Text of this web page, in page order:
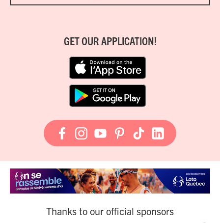
GET OUR APPLICATION!
Thanks to our official sponsors